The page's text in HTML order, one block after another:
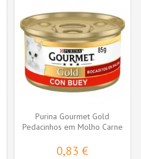
Purina Gourmet Gold
Pedacinhos em Molho Carne
0,83 €